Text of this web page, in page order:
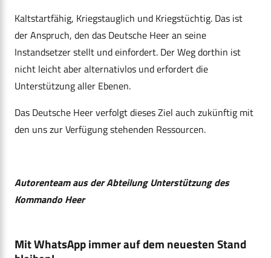
Kaltstartfähig, Kriegstauglich und Kriegstüchtig. Das ist
der Anspruch, den das Deutsche Heer an seine
Instandsetzer stellt und einfordert. Der Weg dorthin ist
nicht leicht aber alternativlos und erfordert die
Unterstützung aller Ebenen.
Das Deutsche Heer verfolgt dieses Ziel auch zukünftig mit
den uns zur Verfügung stehenden Ressourcen.
Autorenteam aus der Abteilung Unterstützung des
Kommando Heer
Mit WhatsApp immer auf dem neuesten Stand